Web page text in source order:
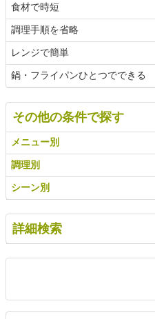
食材で時短
調理手順を省略
レンジで簡単
鍋・フライパンひとつでできる
その他の条件で探す
メニュー別
調理別
シーン別
詳細検索